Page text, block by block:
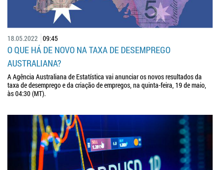
18.05.2022 09:45
O QUE HÁ DE NOVO NA TAXA DE DESEMPREGO
AUSTRALIANA?
A Agência Australiana de Estatística vai anunciar os novos resultados da
taxa de desemprego e da criação de empregos, na quinta-feira, 19 de maio,
às 04:30 (MT).